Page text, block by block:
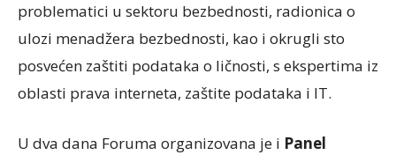
problematici u sektoru bezbednosti, radionica o
ulozi menadžera bezbednosti, kao i okrugli sto
posvećen zaštiti podataka o ličnosti, s ekspertima iz
oblasti prava interneta, zaštite podataka i IT.
U dva dana Foruma organizovana je i Panel